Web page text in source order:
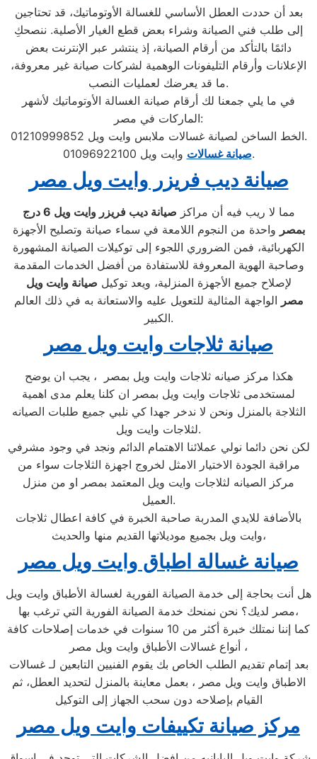
بعد أن حددت العطل الأساسي للغسالة الأوتوماتيك، قد تحتاجين
إلى طلب فني الصيانة وشراء بعض قطع الغيار الأصلية. ننصحكِ
دائمًا بالتأكد من أرقام الصيانة، إذ ينتشر عبر الإنترنت بعض
الإعلانات وأرقام التليفونات الوهمية لشركات صيانة غير معروفة،
ما قد يعرضك لعمليات النصب.
في ما يلي جمعنا لك أرقام صيانة الغسالة الأوتوماتيك لأشهر
الماركات في مصر:
الخط الساخن لصيانة غسالات ملابس وايت ويل 01210999852.
صيانة غسالاتوايت ويل 01096922100.
صيانة ديب فريزر وايت ويل مصر
مما لا ريب فيه أن مراكز صيانة ديب فريزر وايت ويل
6 درج
بمصر واحدة من النجوم اللامعة في سماء صيانة وتصليح الأجهزة
الكهربائية، فمن الضروري اللجوء إلى توكيلات الصيانة المشهورة
وصاحبة الهوية المعروفة للاستفادة من أفضل الخدمات المقدمة
لإصلاح جميع الأجهزة المنزلية، ويعد توكيل صيانة وايت ويل
مصر الواجهة المثالية للتعويل عليه والاستعانة به في ذلك العالم
الكبير.
صيانة ثلاجات وايت ويل مصر
هكذا مركز صيانه ثلاجات وايت ويل بمصر ، يجب ان يوضح
لمستخدمى ثلاجات وايت ويل بمصر ان كلنا يعلم مدى اهمية
الثلاجة بالمنزل ونحن لا ندخر جهدا كي نلبي جميع طلبات الصيانه
لثلاجات وايت ويل.
لكن نحن دائما نولي عملائنا الاهتمام الدائم ونجد في وجود مشرفي
مراقبة الجودة الاختيار الامثل لخروج اجهزة الثلاجات سواء من
مركز الصيانه لثلاجات وايت ويل المعتمد بمصر او من منزل
العميل.
بالأضافة للايدي المدربة صاحبة الخبرة في كافة اعطال ثلاجات
وايت ويل بجميع موديلاتها القديم منها والحديث،
صيانة غسالة اطباق وايت ويل مصر
هل أنت بحاجة إلى خدمة الصيانة الفورية لغسالة الأطباق وايت ويل
مصر لديك؟ نحن نمنحك خدمة الصيانة الفورية التي ترغب بها،
كما إننا نمتلك خبرة أكثر من 10 سنوات في خدمات إصلاحات كافة
أنواع غسالات الأطباق وايت ويل مصر ،
بعد إتمام تقديم الطلب الخاص بك يقوم الفنيين التابعين لـ غسالات
الاطباق وايت ويل مصر ، بعمل معاينة بالمنزل لتحديد العطل، ثم
القيام بإصلاحه دون سحب الجهاز إلى التوكيل
مركز صيانة تكييفات وايت ويل مصر